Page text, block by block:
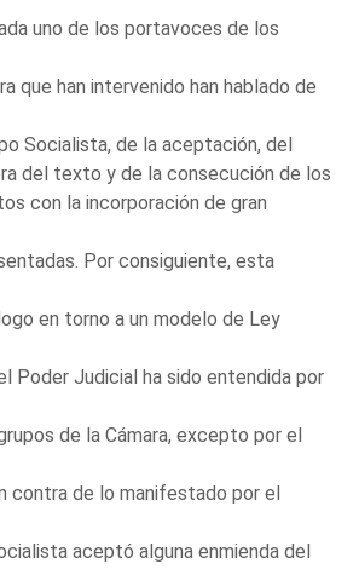
uno de los portavoces de los
que han intervenido han hablado de
Socialista, de la aceptación, del
del texto y de la consecución de los
con la incorporación de gran
Por consiguiente, esta
en torno a un modelo de Ley
Poder Judicial ha sido entendida por
de la Cámara, excepto por el
contra de lo manifestado por el
aceptó alguna enmienda del